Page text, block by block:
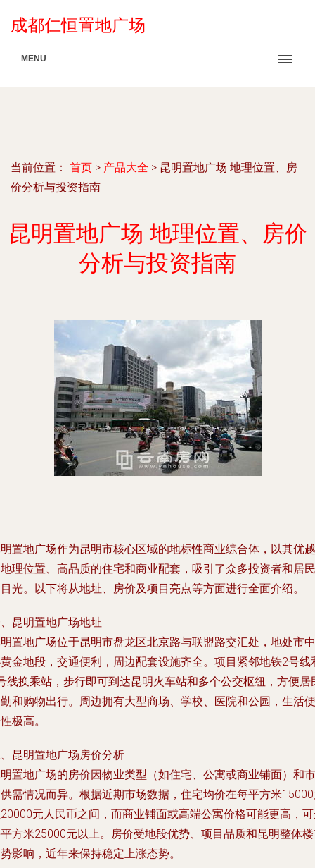
成都仁恒置地广场
MENU
当前位置： 首页 > 产品大全 > 昆明置地广场 地理位置、房
价分析与投资指南
昆明置地广场 地理位置、房价
分析与投资指南
置地广场作为昆明市核心区域的地标性商业综合体，以其优越
理位置、高品质的住宅和商业配套，吸引了众多投资者和居民
光。以下将从地址、房价及项目亮点等方面进行全面介绍。
昆明置地广场地址
置地广场位于昆明市盘龙区北京路与联盟路交汇处，地处市中
金地段，交通便利，周边配套设施齐全。项目紧邻地铁2号线
线换乘站，步行即可到达昆明火车站和多个公交枢纽，方便居
和购物出行。周边拥有大型商场、学校、医院和公园，生活便
极高。
昆明置地广场房价分析
置地广场的房价因物业类型（如住宅、公寓或商业铺面）和市
需情况而异。根据近期市场数据，住宅均价在每平方米
元人民币之间，而商业铺面或高端公寓价格可能更高，
方米25000元以上。房价受地段优势、项目品质和昆明整体
影响，近年来保持稳定上涨态势。